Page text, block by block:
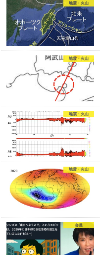
地震・火山
地震・火山
地震・火山
地震・火山
会員